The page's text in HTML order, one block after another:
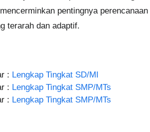
pentingnya perencanaan
terarah dan adaptif.
: Lengkap Tingkat SD/MI
: Lengkap Tingkat SMP/MTs
: Lengkap Tingkat SMP/MTs